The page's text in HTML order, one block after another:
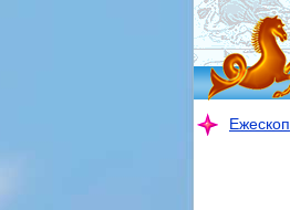
Ежескоп